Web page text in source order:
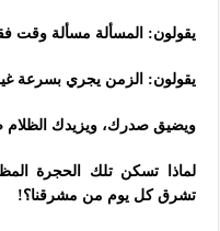
يقولون: المسألة مسألة وقت
يقولون: الزمن يجري بسرعة
ويضيق صدرك، ويزيدك
لماذا تسكن تلك الحجرة
تشرق كل يوم من مشرقنا؟!